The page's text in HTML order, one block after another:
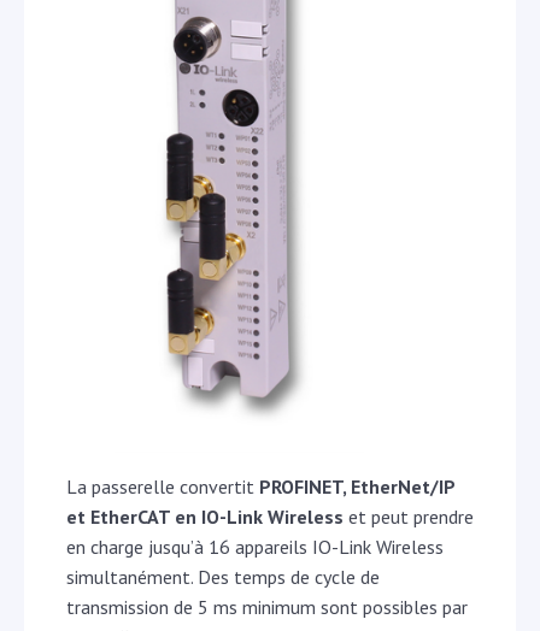
La passerelle convertit PROFINET, EtherNet/IP
et EtherCAT en IO-Link Wireless et peut prendre
en charge jusqu’à 16 appareils IO-Link Wireless
simultanément. Des temps de cycle de
transmission de 5 ms minimum sont possibles par